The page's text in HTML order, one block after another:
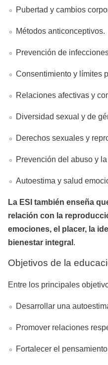
Pubertad y cambios
Métodos anticonceptivos.
Prevención de
Consentimiento y límites
Relaciones afectivas y
Diversidad sexual y de
Derechos sexuales y
Prevención del abuso y
Autoestima y salud
La ESI también enseña
relación con la
emociones, el placer, la
bienestar integral .
Objetivos de la
Entre los principales
Desarrollar una
Promover relaciones
Fortalecer el